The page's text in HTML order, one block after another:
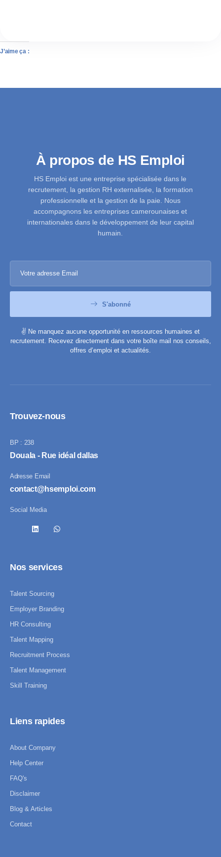
J’aime ça :
À propos de HS Emploi
HS Emploi est une entreprise spécialisée dans le
recrutement, la gestion RH externalisée, la formation
professionnelle et la gestion de la paie. Nous
accompagnons les entreprises camerounaises et
internationales dans le développement de leur capital
humain.
S'abonné
✌️ Ne manquez aucune opportunité en ressources humaines et
recrutement. Recevez directement dans votre boîte mail nos conseils,
offres d’emploi et actualités.
Trouvez-nous
BP : 238
Douala - Rue idéal dallas
Adresse Email
contact@hsemploi.com
Social Media
Nos services
Talent Sourcing
Employer Branding
HR Consulting
Talent Mapping
Recruitment Process
Talent Management
Skill Training
Liens rapides
About Company
Help Center
FAQ's
Disclaimer
Blog & Articles
Contact